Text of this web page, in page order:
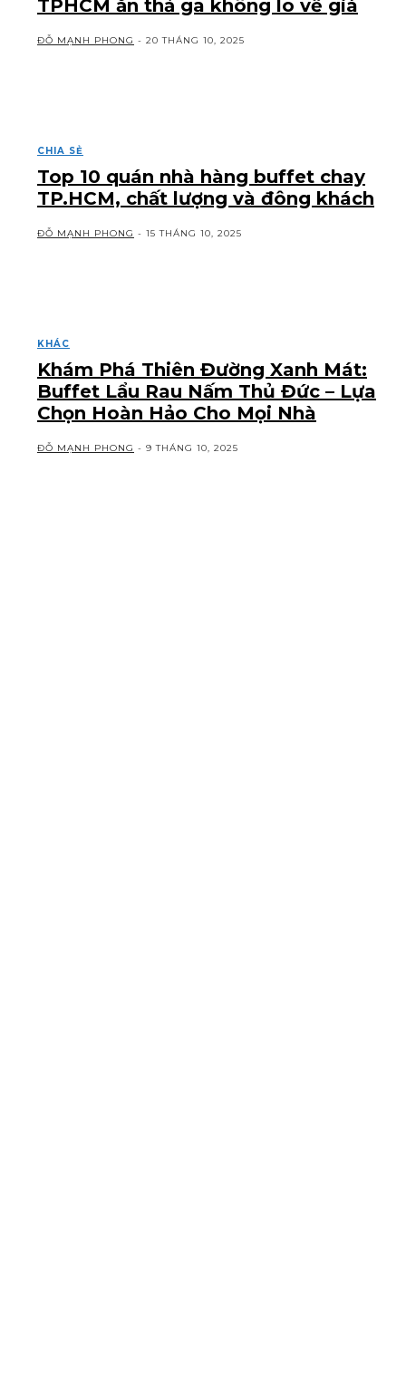
TPHCM ăn thả ga không lo về giá
ĐỖ MẠNH PHONG - 20 THÁNG 10, 2025
CHIA SẺ
Top 10 quán nhà hàng buffet chay
TP.HCM, chất lượng và đông khách
ĐỖ MẠNH PHONG - 15 THÁNG 10, 2025
KHÁC
Khám Phá Thiên Đường Xanh Mát:
Buffet Lẩu Rau Nấm Thủ Đức – Lựa
Chọn Hoàn Hảo Cho Mọi Nhà
ĐỖ MẠNH PHONG - 9 THÁNG 10, 2025